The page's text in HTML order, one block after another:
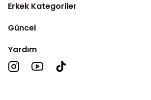
Erkek Kategoriler
Güncel
Yardım